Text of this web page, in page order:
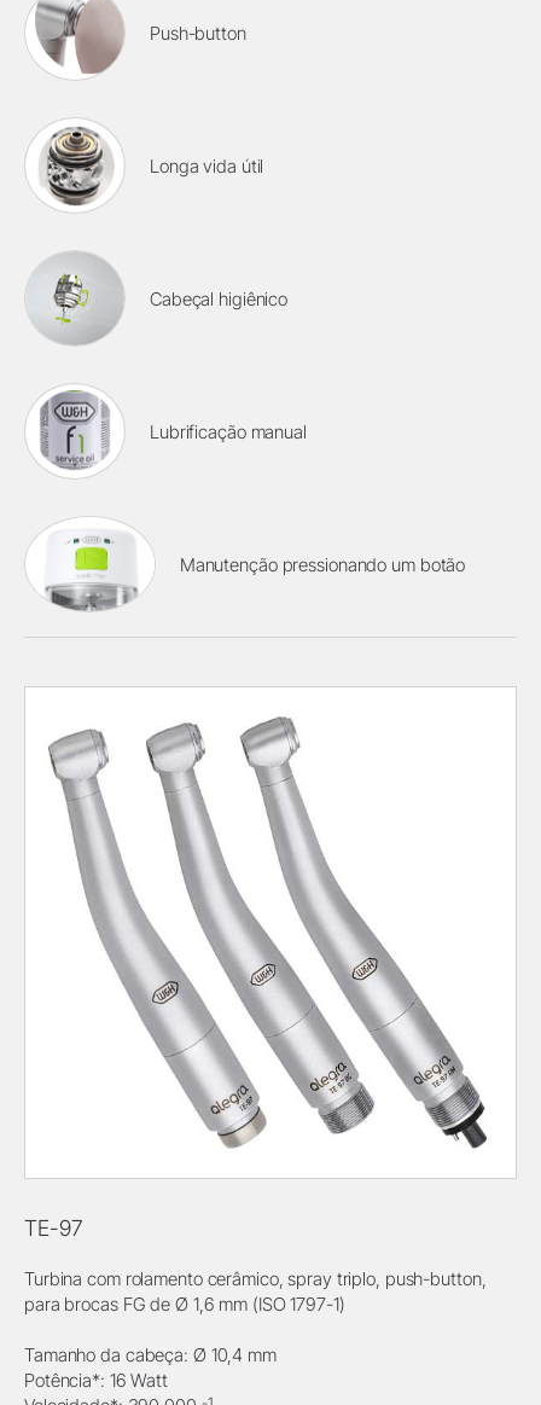
Push-button
Longa vida útil
Cabeçal higiênico
Lubrificação manual
Manutenção pressionando um botão
TE-97
Turbina com rolamento cerâmico, spray triplo, push-button,
para brocas FG de Ø 1,6 mm (ISO 1797-1)
Tamanho da cabeça: Ø 10,4 mm
Potência*: 16 Watt